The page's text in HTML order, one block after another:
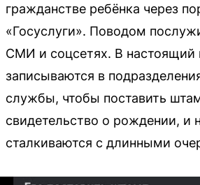
гражданстве ребёнка через
«Госуслуги». Поводом
СМИ и соцсетях. В настоящий
записываются в
службы, чтобы поставить
свидетельство о рождении, и
сталкиваются с длинными